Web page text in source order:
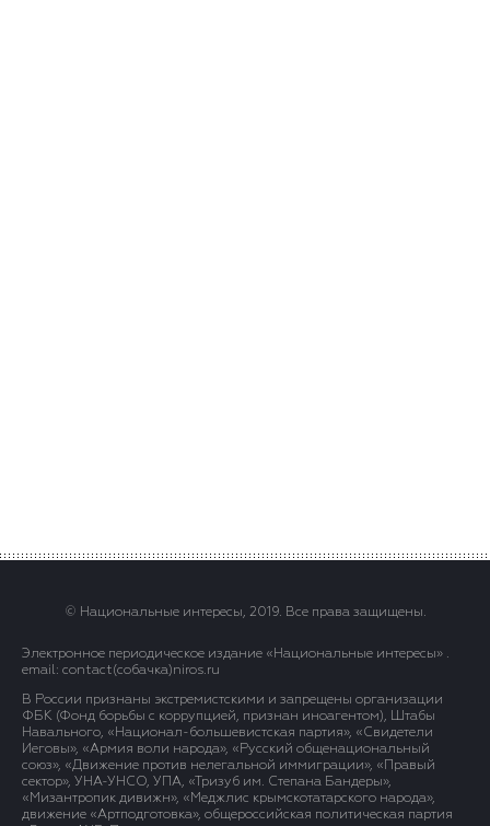
© Национальные интересы, 2019. Все права защищены.
Электронное периодическое издание «Национальные интересы» .
email: contact(сoбaчка)niros.ru
В России признаны экстремистскими и запрещены организации
ФБК (Фонд борьбы с коррупцией, признан иноагентом), Штабы
Навального, «Национал-большевистская партия», «Свидетели
Иеговы», «Армия воли народа», «Русский общенациональный
союз», «Движение против нелегальной иммиграции», «Правый
сектор», УНА-УНСО, УПА, «Тризуб им. Степана Бандеры»,
«Мизантропик дивижн», «Меджлис крымскотатарского народа»,
движение «Артподготовка», общероссийская политическая партия